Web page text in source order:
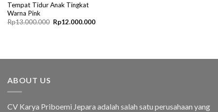
Tempat Tidur Anak Tingkat
Warna Pink
Rp13.000.000 Original
price
Rp12.000.000Current
ABOUT US
CV Karya Priboemi Jepara adalah salah satu perusahaan yang